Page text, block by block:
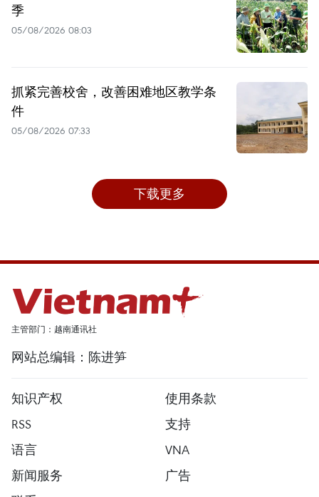
季
05/08/2026 08:03
抓紧完善校舍，改善困难地区教学条
件
05/08/2026 07:33
下载更多
主管部门：越南通讯社
网站总编辑：陈进笋
知识产权
使用条款
RSS
支持
语言
VNA
新闻服务
广告